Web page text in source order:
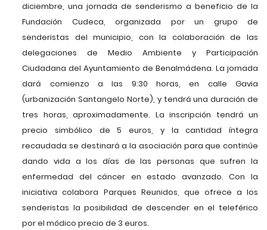
diciembre, una jornada de senderismo a beneficio de la
Fundación Cudeca, organizada por un grupo de
senderistas del municipio, con la colaboración de las
delegaciones de Medio Ambiente y Participación
Ciudadana del Ayuntamiento de Benalmádena. La jornada
dará comienzo a las 9:30 horas, en calle Gavia
(urbanización Santangelo Norte), y tendrá una duración de
tres horas, aproximadamente. La inscripción tendrá un
precio simbólico de 5 euros, y la cantidad íntegra
recaudada se destinará a la asociación para que continúe
dando vida a los días de las personas que sufren la
enfermedad del cáncer en estado avanzado. Con la
iniciativa colabora Parques Reunidos, que ofrece a los
senderistas la posibilidad de descender en el teleférico
por el módico precio de 3 euros.